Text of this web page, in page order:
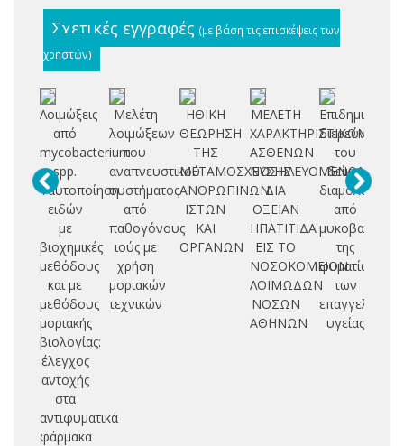
Σχετικές εγγραφές (με βάση τις επισκέψεις των
χρηστών)
Λοιμώξεις
από
mycobacterium
spp.
Ταυτοποίηση
ειδών
με
βιοχημικές
μεθόδους
και με
μεθόδους
μοριακής
βιολογίας:
έλεγχος
αντοχής
στα
αντιφυματικά
φάρμακα
Μελέτη
λοιμώξεων
του
αναπνευστικού
συστήματος
από
παθογόνους
ιούς με
χρήση
μοριακών
τεχνικών
ΗΘΙΚΗ
ΘΕΩΡΗΣΗ
ΤΗΣ
ΜΕΤΑΜΟΣΧΕΥΣΗΣ
ΑΝΘΡΩΠΙΝΩΝ
ΙΣΤΩΝ
ΚΑΙ
ΟΡΓΑΝΩΝ
ΜΕΛΕΤΗ
ΧΑΡΑΚΤΗΡΙΣΤΙΚΩΝ
ΑΣΘΕΝΩΝ
ΝΟΣΗΛΕΥΟΜΕΝΩΝ
ΔΙΑ
ΟΞΕΙΑΝ
ΗΠΑΤΙΤΙΔΑ
ΕΙΣ ΤΟ
ΝΟΣΟΚΟΜΕΙΟΝ
ΛΟΙΜΩΔΩΝ
ΝΟΣΩΝ
ΑΘΗΝΩΝ
διερεύνηση
του
δείκτη
διαμόλυνσης
από
της
φυματίωσης
των
υγείας